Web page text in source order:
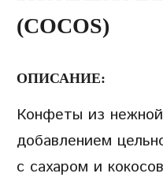
(COCOS)
ОПИСАНИЕ:
Конфеты из
добавлением
с сахаром и